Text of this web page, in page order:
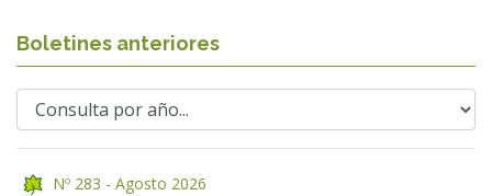
Boletines anteriores
Nº 283 - Agosto 2026